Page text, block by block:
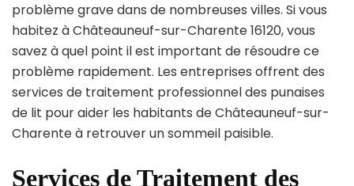
problème grave dans de nombreuses villes. Si vous
habitez à Châteauneuf-sur-Charente 16120, vous
savez à quel point il est important de résoudre ce
problème rapidement. Les entreprises offrent des
services de traitement professionnel des punaises
de lit pour aider les habitants de Châteauneuf-sur-
Charente à retrouver un sommeil paisible.
Services de Traitement des